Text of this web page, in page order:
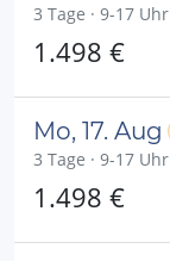
3 Tage · 9-17 Uhr
1.498 €
Mo, 17. Aug
3 Tage · 9-17 Uhr
1.498 €